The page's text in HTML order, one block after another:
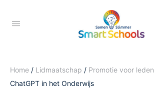
Home / Lidmaatschap / Promotie voor leden
ChatGPT in het Onderwijs